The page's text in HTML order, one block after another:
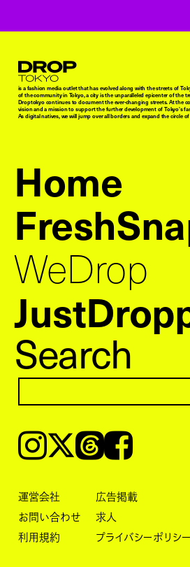
Droptokyo
is a fashion media outlet that has evolved along with the streets of
of the community in Tokyo, a city is the unparalleled epicenter of the
Droptokyo continues to document the ever-changing streets. At the
vision and a mission to support the further development of Tokyo’s
As digital natives, we will jump over all borders and expand the circle
Home
WeDrop
Search
Instagram𝕏ThreadsFacebook
運営会社
広告掲載
お問い合わせ
求人
利用規約
プライバシーポリシー